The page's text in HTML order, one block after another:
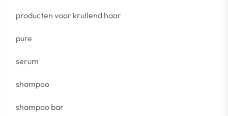
producten voor krullend haar
pure
serum
shampoo
shampoo bar